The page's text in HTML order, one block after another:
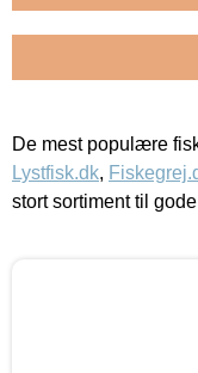
De mest populære
Lystfisk.dk,
stort sortiment til